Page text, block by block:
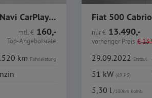
Fiat 500C Hybrid Navi CarPlay PDC Alu
mtl.€ 160,-
Top-Angebotsrate
km Fahrleistung
nur€ 13.490,-
vorheriger Preis €
29.09.2022 Erstzul.
51 kW (69 PS)
5,30 l/100km komb.